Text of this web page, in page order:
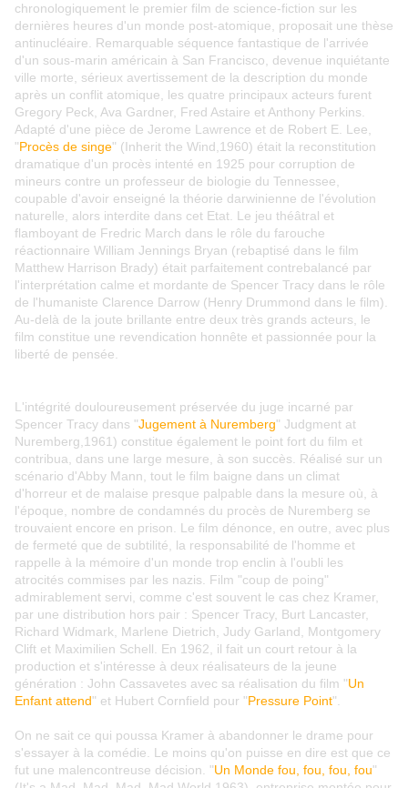
chronologiquement le premier film de science-fiction sur les
dernières heures d'un monde post-atomique, proposait une thèse
antinucléaire. Remarquable séquence fantastique de l'arrivée
d'un sous-marin américain à San Francisco, devenue inquiétante
ville morte, sérieux avertissement de la description du monde
après un conflit atomique, les quatre principaux acteurs furent
Gregory Peck, Ava Gardner, Fred Astaire et Anthony Perkins.
Adapté d'une pièce de Jerome Lawrence et de Robert E. Lee,
"Procès de singe" (Inherit the Wind,1960) était la reconstitution
dramatique d'un procès intenté en 1925 pour corruption de
mineurs contre un professeur de biologie du Tennessee,
coupable d'avoir enseigné la théorie darwinienne de l'évolution
naturelle, alors interdite dans cet Etat. Le jeu théâtral et
flamboyant de Fredric March dans le rôle du farouche
réactionnaire William Jennings Bryan (rebaptisé dans le film
Matthew Harrison Brady) était parfaitement contrebalancé par
l'interprétation calme et mordante de Spencer Tracy dans le rôle
de l'humaniste Clarence Darrow (Henry Drummond dans le film).
Au-delà de la joute brillante entre deux très grands acteurs, le
film constitue une revendication honnête et passionnée pour la
liberté de pensée.
L'intégrité douloureusement préservée du juge incarné par
Spencer Tracy dans "Jugement à Nuremberg" Judgment at
Nuremberg,1961) constitue également le point fort du film et
contribua, dans une large mesure, à son succès. Réalisé sur un
scénario d'Abby Mann, tout le film baigne dans un climat
d'horreur et de malaise presque palpable dans la mesure où, à
l'époque, nombre de condamnés du procès de Nuremberg se
trouvaient encore en prison. Le film dénonce, en outre, avec plus
de fermeté que de subtilité, la responsabilité de l'homme et
rappelle à la mémoire d'un monde trop enclin à l'oubli les
atrocités commises par les nazis. Film "coup de poing"
admirablement servi, comme c'est souvent le cas chez Kramer,
par une distribution hors pair : Spencer Tracy, Burt Lancaster,
Richard Widmark, Marlene Dietrich, Judy Garland, Montgomery
Clift et Maximilien Schell. En 1962, il fait un court retour à la
production et s'intéresse à deux réalisateurs de la jeune
génération : John Cassavetes avec sa réalisation du film "Un
Enfant attend" et Hubert Cornfield pour "Pressure Point".
On ne sait ce qui poussa Kramer à abandonner le drame pour
s'essayer à la comédie. Le moins qu'on puisse en dire est que ce
fut une malencontreuse décision. "Un Monde fou, fou, fou, fou"